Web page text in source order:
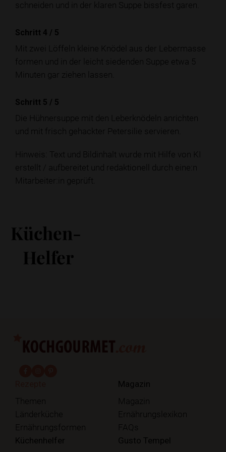
schneiden und in der klaren Suppe bissfest garen.
Schritt 4 / 5
Mit zwei Löffeln kleine Knödel aus der Lebermasse
formen und in der leicht siedenden Suppe etwa 5
Minuten gar ziehen lassen.
Schritt 5 / 5
Die Hühnersuppe mit den Leberknödeln anrichten
und mit frisch gehackter Petersilie servieren.
Hinweis: Text und Bildinhalt wurde mit Hilfe von KI
erstellt / aufbereitet und redaktionell durch eine:n
Mitarbeiter:in geprüft.
Küchen-
Helfer
Themen
Länderküche
Ernährungsformen
Magazin
Magazin
Ernährungslexikon
FAQs
Küchenhelfer Gusto Tempel